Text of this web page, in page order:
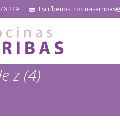
279 Escríbenos:
z (4)